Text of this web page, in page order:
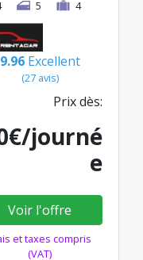
5 4
9.96 Excellent
(27 avis)
Prix dès:
journé
e
Voir l'offre
et taxes compris
(VAT)